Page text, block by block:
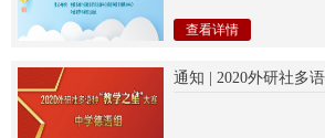
查看详情
通知 | 2020外研社多